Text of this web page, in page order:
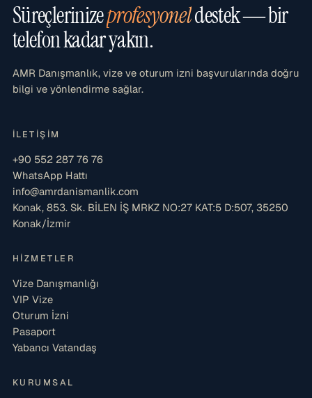
Süreçlerinizeprofesyoneldestek — bir
telefon kadar yakın.
AMR Danışmanlık, vize ve oturum izni başvurularında doğru
bilgi ve yönlendirme sağlar.
İLETIŞIM
+90 552 287 76 76
WhatsApp Hattı
info@amrdanismanlik.com
Konak, 853. Sk. BİLEN İŞ MRKZ NO:27 KAT:5 D:507, 35250
Konak/İzmir
HIZMETLER
Vize Danışmanlığı
VIP Vize
Oturum İzni
Pasaport
Yabancı Vatandaş
KURUMSAL